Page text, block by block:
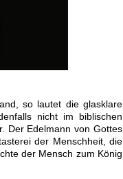
so lautet die glasklare
nicht im biblischen
Der Edelmann von Gottes
der Menschheit, die
der Mensch zum König